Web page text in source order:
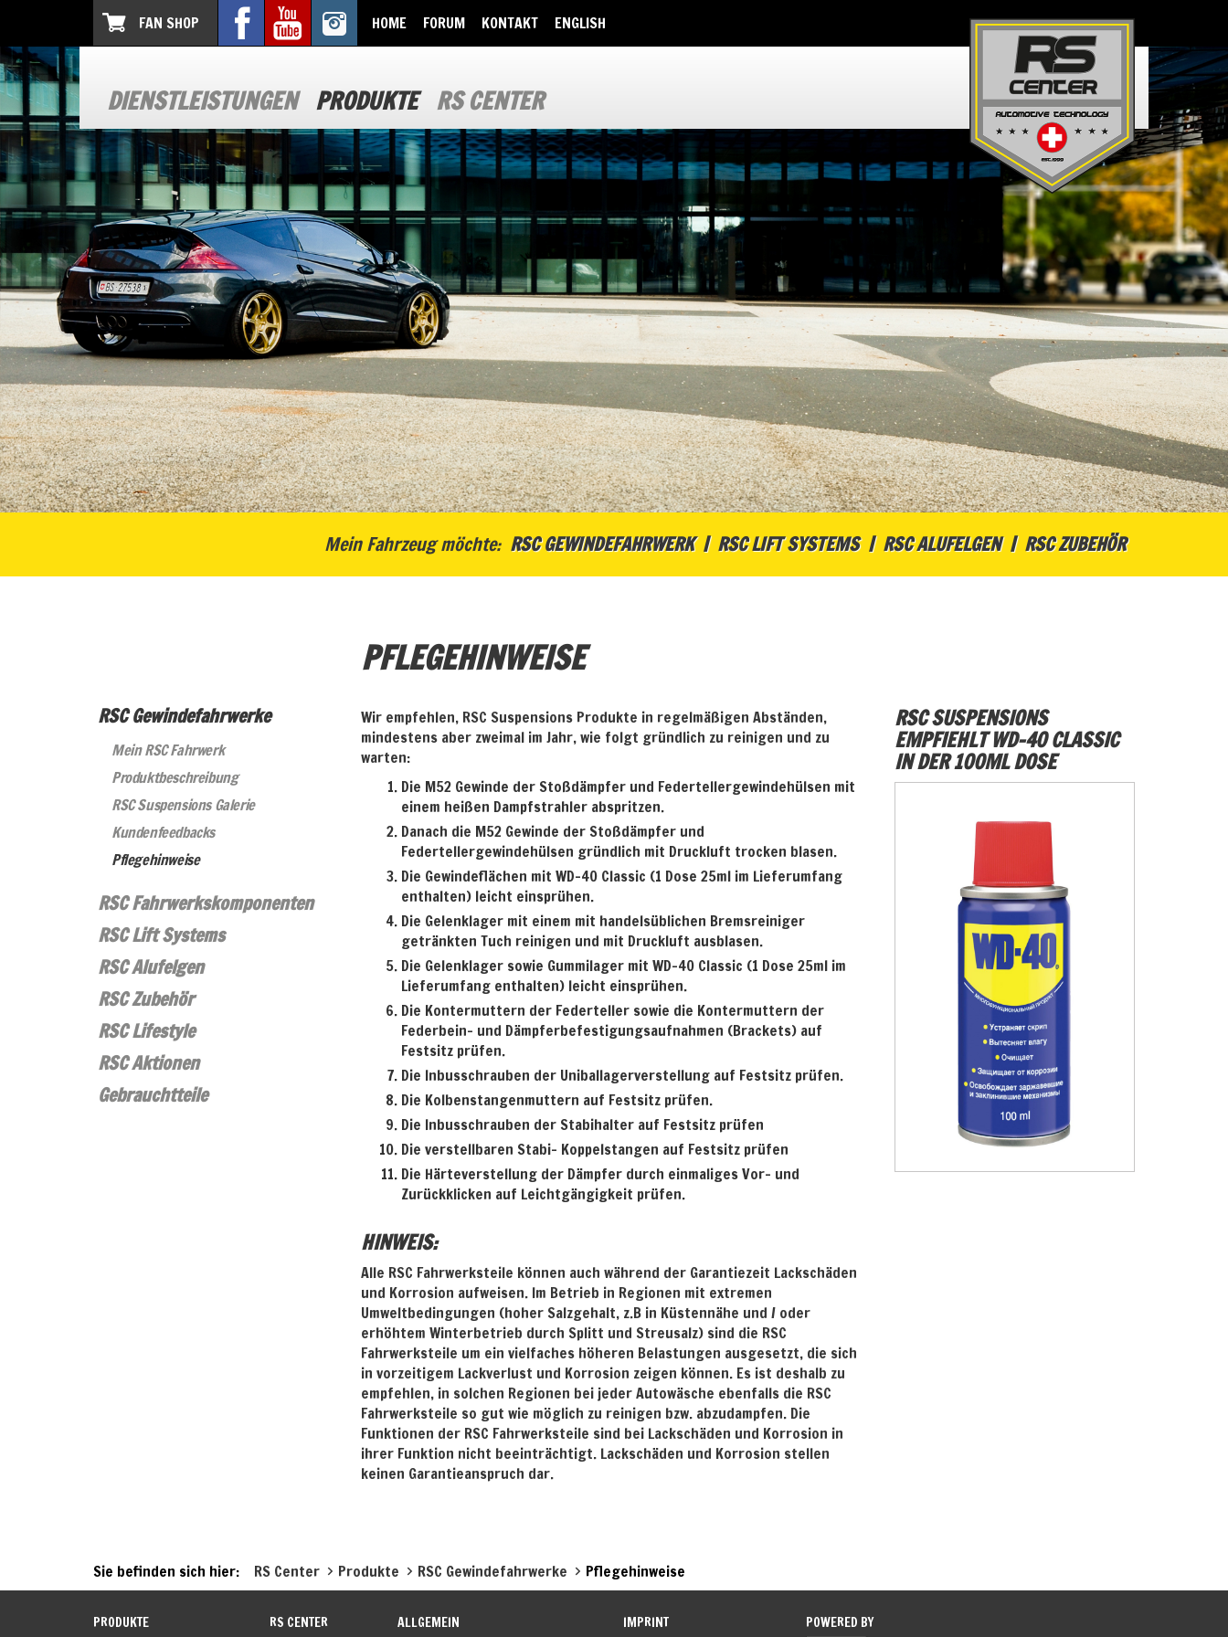
FAN SHOP HOME FORUM KONTAKT ENGLISH
DIENSTLEISTUNGEN PRODUKTE RS CENTER
Mein Fahrzeug möchte: RSC GEWINDEFAHRWERK RSC LIFT SYSTEMS RSC ALUFELGEN RSC ZUBEHÖR
RSC Gewindefahrwerke
Mein RSC Fahrwerk
Produktbeschreibung
RSC Suspensions Galerie
Kundenfeedbacks
Pflegehinweise
RSC Fahrwerkskomponenten
RSC Lift Systems
RSC Alufelgen
RSC Zubehör
RSC Lifestyle
RSC Aktionen
Gebrauchtteile
PFLEGEHINWEISE
Wir empfehlen, RSC Suspensions Produkte in regelmäßigen Abständen,
mindestens aber zweimal im Jahr, wie folgt gründlich zu reinigen und zu
warten:
Die M52 Gewinde der Stoßdämpfer und Federtellergewindehülsen mit
einem heißen Dampfstrahler abspritzen.
Danach die M52 Gewinde der Stoßdämpfer und
Federtellergewindehülsen gründlich mit Druckluft trocken blasen.
Die Gewindeflächen mit WD-40 Classic (1 Dose 25ml im Lieferumfang
enthalten) leicht einsprühen.
Die Gelenklager mit einem mit handelsüblichen Bremsreiniger
getränkten Tuch reinigen und mit Druckluft ausblasen.
Die Gelenklager sowie Gummilager mit WD-40 Classic (1 Dose 25ml im
Lieferumfang enthalten) leicht einsprühen.
Die Kontermuttern der Federteller sowie die Kontermuttern der
Federbein- und Dämpferbefestigungsaufnahmen (Brackets) auf
Festsitz prüfen.
Die Inbusschrauben der Uniballagerverstellung auf Festsitz prüfen.
Die Kolbenstangenmuttern auf Festsitz prüfen.
Die Inbusschrauben der Stabihalter auf Festsitz prüfen
Die verstellbaren Stabi- Koppelstangen auf Festsitz prüfen
Die Härteverstellung der Dämpfer durch einmaliges Vor- und
Zurückklicken auf Leichtgängigkeit prüfen.
HINWEIS:
Alle RSC Fahrwerksteile können auch während der Garantiezeit Lackschäden
und Korrosion aufweisen. Im Betrieb in Regionen mit extremen
Umweltbedingungen (hoher Salzgehalt, z.B in Küstennähe und / oder
erhöhtem Winterbetrieb durch Splitt und Streusalz) sind die RSC
Fahrwerksteile um ein vielfaches höheren Belastungen ausgesetzt, die sich
in vorzeitigem Lackverlust und Korrosion zeigen können. Es ist deshalb zu
empfehlen, in solchen Regionen bei jeder Autowäsche ebenfalls die RSC
Fahrwerksteile so gut wie möglich zu reinigen bzw. abzudampfen. Die
Funktionen der RSC Fahrwerksteile sind bei Lackschäden und Korrosion in
ihrer Funktion nicht beeinträchtigt. Lackschäden und Korrosion stellen
keinen Garantieanspruch dar.
RSC SUSPENSIONS
EMPFIEHLT WD-40 CLASSIC
IN DER 100ML DOSE
Sie befinden sich hier: RS Center Produkte RSC Gewindefahrwerke Pflegehinweise
PRODUKTE RS CENTER ALLGEMEIN IMPRINT POWERED BY